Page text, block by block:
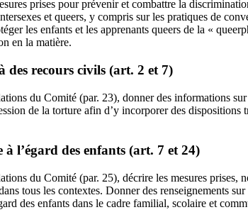
prises pour prévenir et combattre la
et queers, y compris sur les pratiques de
les enfants et les apprenants queers de la «
en la matière.
des recours civils (art. 2 et 7)
du Comité (par. 23), donner des informations
de la torture afin d’y incorporer des dispositions
l’égard des enfants (art. 7 et 24)
du Comité (par. 25), décrire les mesures prises,
tous les contextes. Donner des renseignements
des enfants dans le cadre familial, scolaire et